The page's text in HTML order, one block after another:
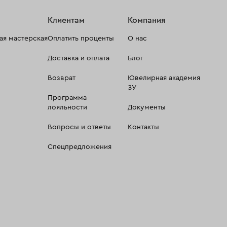
мастерская
Клиентам
Оплатить проценты
Доставка и оплата
Возврат
Программа
лояльности
Вопросы и ответы
Спецпредложения
Компания
О нас
Блог
Ювелирная академия
ЗУ
Документы
Контакты